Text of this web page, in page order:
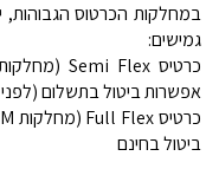
במחלקות הכרטוס הגבוהות,
גמישים:
אפשרות ביטול בתשלום
ביטול בחינם